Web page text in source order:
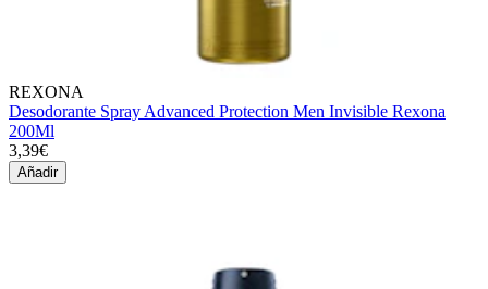
REXONA
Desodorante Spray Advanced Protection Men Invisible Rexona
200Ml
3,39€
Añadir